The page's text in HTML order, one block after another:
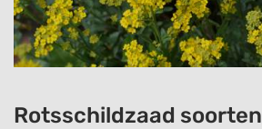
Rotsschildzaad soorten